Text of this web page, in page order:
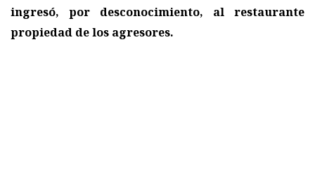
ingresó, por desconocimiento, al restaurante
propiedad de los agresores.